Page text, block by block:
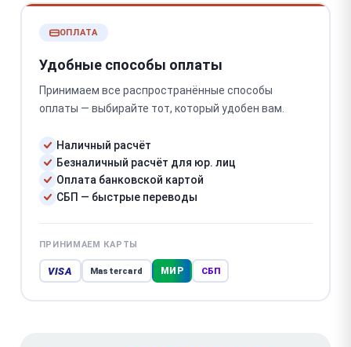
ОПЛАТА
Удобные способы оплаты
Принимаем все распространённые способы
оплаты — выбирайте тот, который удобен вам.
Наличный расчёт
Безналичный расчёт для юр. лиц
Оплата банковской картой
СБП — быстрые переводы
ПРИНИМАЕМ КАРТЫ
VISA Mastercard МИР СБП